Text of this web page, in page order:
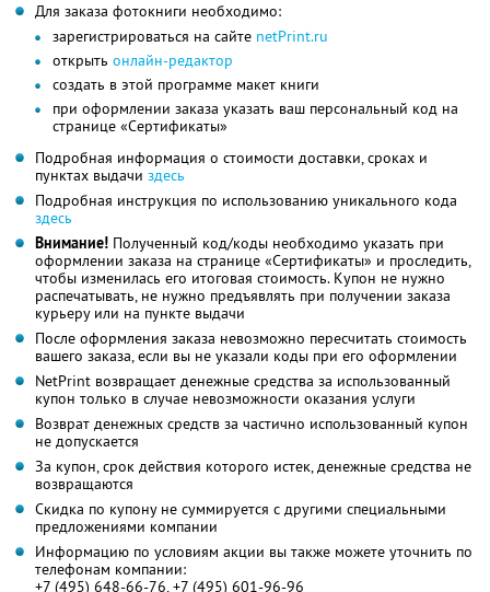
Для заказа фотокниги необходимо:
зарегистрироваться на сайте netPrint.ru
открыть онлайн-редактор
создать в этой программе макет книги
при оформлении заказа указать ваш персональный код на
странице «Сертификаты»
Подробная информация о стоимости доставки, сроках и
пунктах выдачи здесь
Подробная инструкция по использованию уникального кода
здесь
Внимание! Полученный код/коды необходимо указать при
оформлении заказа на странице «Сертификаты» и проследить,
чтобы изменилась его итоговая стоимость. Купон не нужно
распечатывать, не нужно предъявлять при получении заказа
курьеру или на пункте выдачи
После оформления заказа невозможно пересчитать стоимость
вашего заказа, если вы не указали коды при его оформлении
NetPrint возвращает денежные средства за использованный
купон только в случае невозможности оказания услуги
Возврат денежных средств за частично использованный купон
не допускается
За купон, срок действия которого истек, денежные средства не
возвращаются
Скидка по купону не суммируется с другими специальными
предложениями компании
Информацию по условиям акции вы также можете уточнить по
телефонам компании:
+7 (495) 648-66-76, +7 (495) 601-96-96